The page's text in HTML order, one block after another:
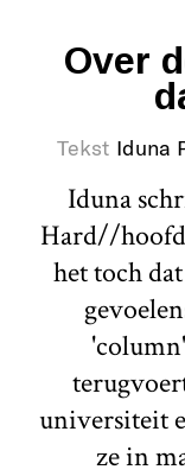
Over
Tekst Iduna
Iduna
Hard//
het toch
universiteit
ze in